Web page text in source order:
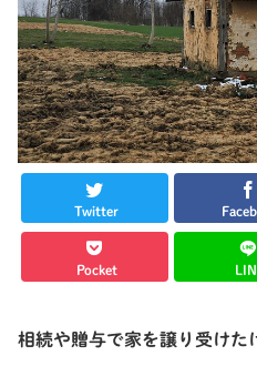
Twitter
Pocket
相続や贈与で家を譲り受けた